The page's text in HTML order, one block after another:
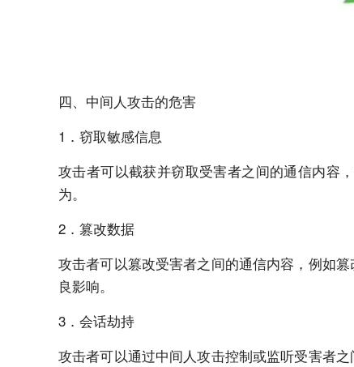
四、中间人攻击的危害
1．窃取敏感信息
攻击者可以截获并窃取受害者之间的通信内容
为。
2．篡改数据
攻击者可以篡改受害者之间的通信内容，例如
良影响。
3．会话劫持
攻击者可以通过中间人攻击控制或监听受害者